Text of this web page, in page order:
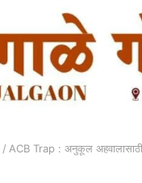
/ ACB Trap : अनुकूल अहवालासाठी